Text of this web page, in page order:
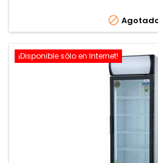

¡Disponible sólo en Internet!